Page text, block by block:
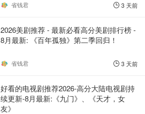
省钱君 3 天前
2026美剧推荐 - 最新必看高分美剧排行榜 -
8月最新: 《​​百年孤独》第二季回归！
省钱君 3 天前
好看的电视剧推荐2026-高分大陆电视剧持
续更新-8月最新:《九门》、《天才，女
友》